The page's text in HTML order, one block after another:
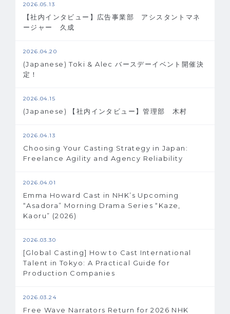
2026.05.13
【社内インタビュー】広告事業部 アシスタントマネ
ージャー 久成
2026.04.20
(Japanese) Toki & Alec バースデーイベント開催決
定！
2026.04.15
(Japanese) 【社内インタビュー】管理部 木村
2026.04.13
Choosing Your Casting Strategy in Japan:
Freelance Agility and Agency Reliability
2026.04.01
Emma Howard Cast in NHK’s Upcoming
“Asadora” Morning Drama Series “Kaze,
Kaoru” (2026)
2026.03.30
[Global Casting] How to Cast International
Talent in Tokyo: A Practical Guide for
Production Companies
2026.03.24
Free Wave Narrators Return for 2026 NHK